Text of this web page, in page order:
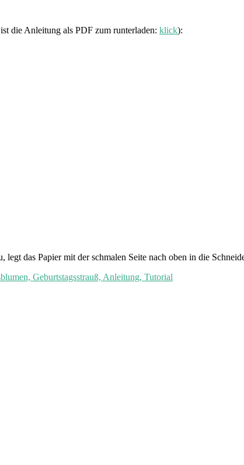
die Anleitung als PDF zum runterladen: klick):
legt das Papier mit der schmalen Seite nach oben in die